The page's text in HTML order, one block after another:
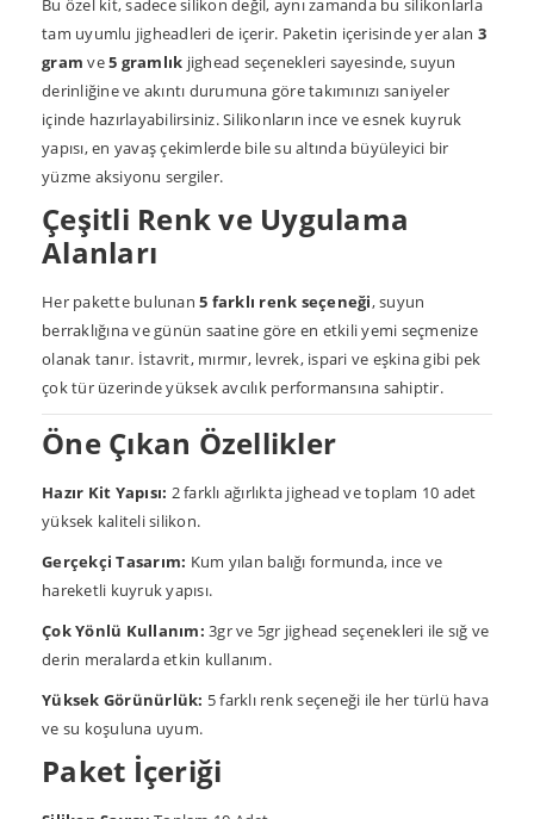
Bu özel kit, sadece silikon değil, aynı zamanda bu silikonlarla
tam uyumlu jigheadleri de içerir. Paketin içerisinde yer alan 3
gram ve5 gramlık jighead seçenekleri sayesinde, suyun
derinliğine ve akıntı durumuna göre takımınızı saniyeler
içinde hazırlayabilirsiniz. Silikonların ince ve esnek kuyruk
yapısı, en yavaş çekimlerde bile su altında büyüleyici bir
yüzme aksiyonu sergiler.
Çeşitli Renk ve Uygulama
Alanları
Her pakette bulunan 5 farklı renk seçeneği, suyun
berraklığına ve günün saatine göre en etkili yemi seçmenize
olanak tanır. İstavrit, mırmır, levrek, ispari ve eşkina gibi pek
çok tür üzerinde yüksek avcılık performansına sahiptir.
Öne Çıkan Özellikler
Hazır Kit Yapısı: 2 farklı ağırlıkta jighead ve toplam 10 adet
yüksek kaliteli silikon.
Gerçekçi Tasarım: Kum yılan balığı formunda, ince ve
hareketli kuyruk yapısı.
Çok Yönlü Kullanım: 3gr ve 5gr jighead seçenekleri ile sığ ve
derin meralarda etkin kullanım.
Yüksek Görünürlük: 5 farklı renk seçeneği ile her türlü hava
ve su koşuluna uyum.
Paket İçeriği